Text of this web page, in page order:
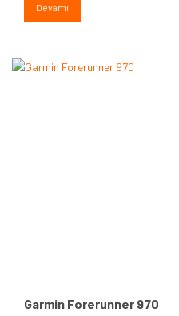
Devamı
Garmin Forerunner 970